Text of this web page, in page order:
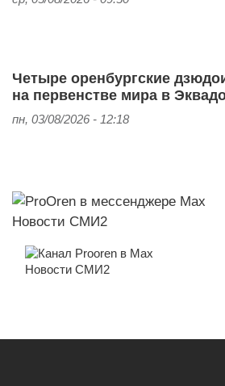
Четыре оренбургские
на первенстве мира в
пн, 03/08/2026 - 12:18
Новости СМИ2
Новости СМИ2